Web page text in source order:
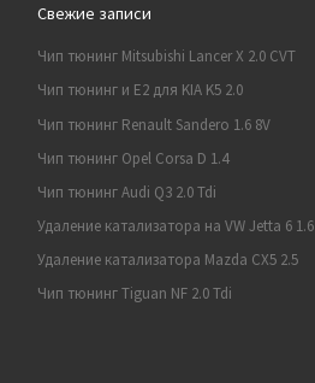
Свежие записи
Чип тюнинг Mitsubishi Lancer X 2.0 CVT
Чип тюнинг и E2 для KIA K5 2.0
Чип тюнинг Renault Sandero 1.6 8V
Чип тюнинг Opel Corsa D 1.4
Чип тюнинг Audi Q3 2.0 Tdi
Удаление катализатора на VW Jetta 6 1.6
Удаление катализатора Mazda CX5 2.5
Чип тюнинг Tiguan NF 2.0 Tdi